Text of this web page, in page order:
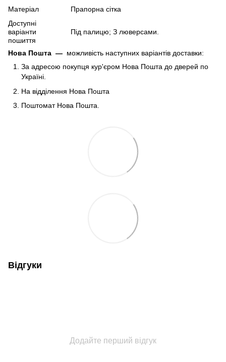
Матеріал
Прапорна сітка
Доступні
варіанти
пошиття
Під палицю; З люверсами.
Нова Пошта — можливість наступних варіантів доставки:
За адресою покупця кур'єром Нова Пошта до дверей по
Україні.
На відділення Нова Пошта
Поштомат Нова Пошта.
Відгуки
Додайте перший відгук